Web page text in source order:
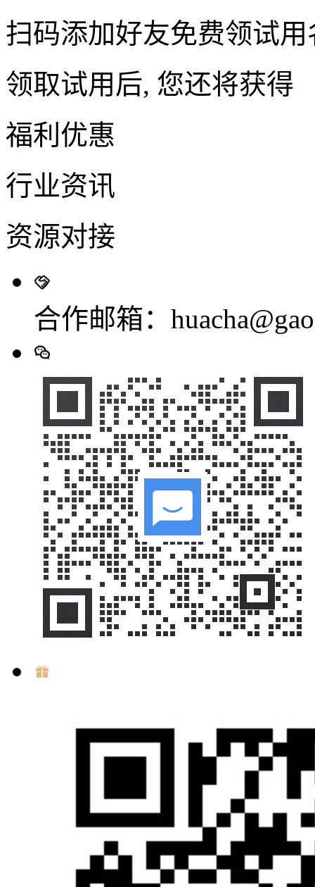
扫码添加好友免费领试用
领取试用后, 您还将获得
福利优惠
行业资讯
资源对接
合作邮箱：